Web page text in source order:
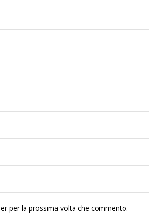
per la prossima volta che commento.